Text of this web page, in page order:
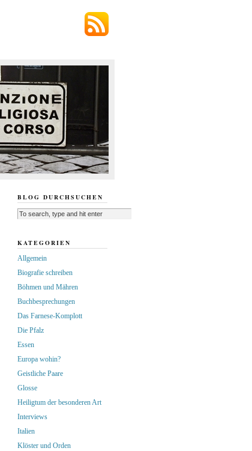
BLOG DURCHSUCHEN
KATEGORIEN
Allgemein
Biografie schreiben
Böhmen und Mähren
Buchbesprechungen
Das Farnese-Komplott
Die Pfalz
Essen
Europa wohin?
Geistliche Paare
Glosse
Heiligtum der besonderen Art
Interviews
Italien
Klöster und Orden